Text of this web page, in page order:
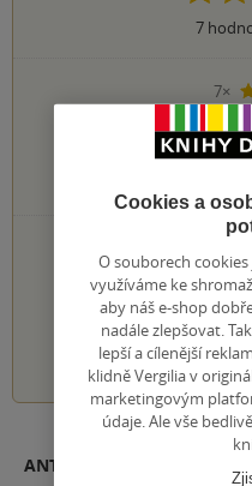
7
7×
0×
0×
PŘIDEJTE SVÉ
Hodnocení našich
1 2 3
ANTONÍN TYLLER
Cookies a
O souborech
využíváme ke
aby náš e-shop
nadále zlepšovat.
lepší a cílenější
klidně Vergilia v
marketingovým
údaje. Ale vše